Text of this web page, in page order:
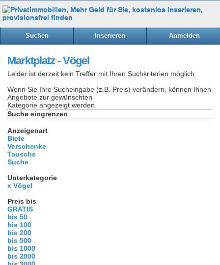
Suchen Inserieren Anmelden
Marktplatz - Vögel
Leider ist derzeit kein Treffer mit Ihren Suchkriterien möglich.
Wenn Sie Ihre Sucheingabe (z.B. Preis) verändern, können Ihnen
Angebote zur gewünschten
Kategorie angezeigt werden.
Suche eingrenzen
Anzeigenart
Biete
Verschenke
Tausche
Suche
Unterkategorie
x Vögel
Preis bis
GRATIS
bis 50
bis 100
bis 200
bis 500
bis 1000
bis 2000